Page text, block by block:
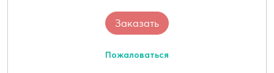
Пожаловаться